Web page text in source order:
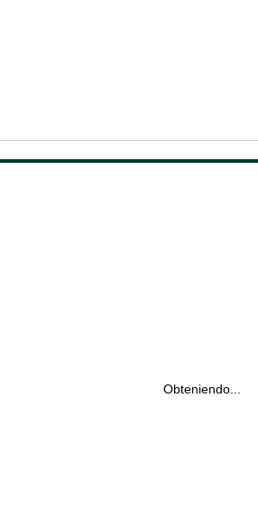
Obteniendo...